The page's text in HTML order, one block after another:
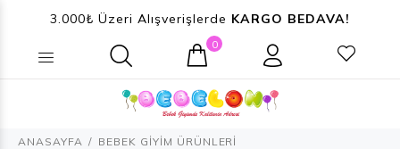
3.000₺ Üzeri Alışverişlerde KARGO BEDAVA!
Ne aramıştınız? (Ürün, Kategori ...)
0
ANASAYFA
BEBEK GİYİM ÜRÜNLERİ